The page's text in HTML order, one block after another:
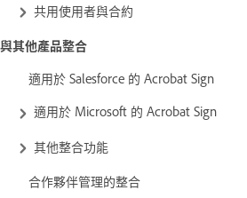
共用使用者與合約
與其他產品整合
適用於 Salesforce 的 Acrobat Sign
適用於 Microsoft 的 Acrobat Sign
其他整合功能
合作夥伴管理的整合